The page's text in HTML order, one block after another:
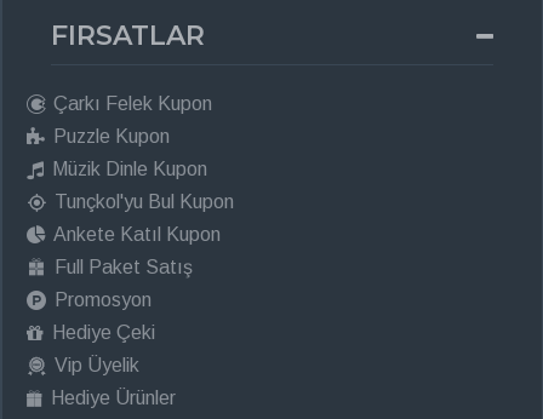
FIRSATLAR
Çarkı Felek Kupon
Puzzle Kupon
Müzik Dinle Kupon
Tunçkol'yu Bul Kupon
Ankete Katıl Kupon
Full Paket Satış
Promosyon
Hediye Çeki
Vip Üyelik
Hediye Ürünler